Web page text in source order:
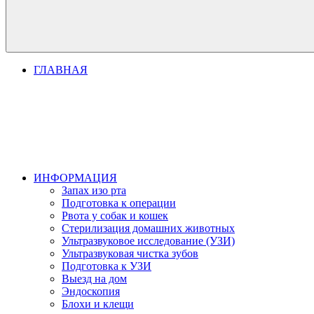
ГЛАВНАЯ
ИНФОРМАЦИЯ
Запах изо рта
Подготовка к операции
Рвота у собак и кошек
Стерилизация домашних животных
Ультразвуковое исследование (УЗИ)
Ультразвуковая чистка зубов
Подготовка к УЗИ
Выезд на дом
Эндоскопия
Блохи и клещи